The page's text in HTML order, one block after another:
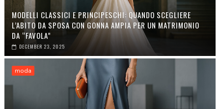
MODELLI CLASSICI E PRINCIPESCHI: QUANDO SCEGLIERE
L’ABITO DA SPOSA CON GONNA AMPIA PER UN MATRIMONIO
DA “FAVOLA”
DECEMBER 23, 2025
moda